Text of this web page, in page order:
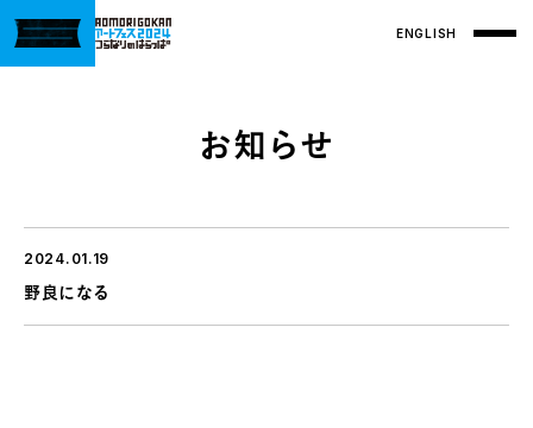
ENGLISH
お知らせ
2024.01.19
野良になる